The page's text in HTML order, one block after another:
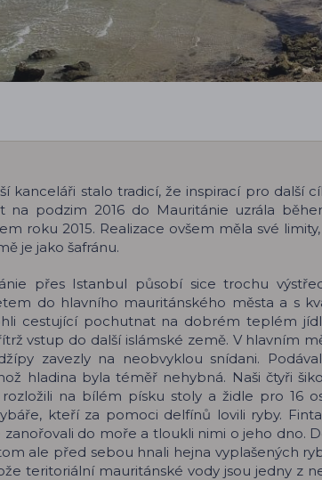
kanceláři stalo tradicí, že inspirací pro další
na podzim 2016 do Mauritánie uzrála
roku 2015. Realizace ovšem měla své
je jako šafránu.
přes Istanbul působí sice trochu
do hlavního mauritánského města a s
cestující pochutnat na dobrém teplém
vstup do další islámské země. V hlavním
zavezly na neobvyklou snídani.
hladina byla téměř nehybná. Naši čtyři
na bílém písku stoly a židle pro 16
kteří za pomoci delfínů lovili ryby.
do moře a tloukli nimi o jeho dno.
ale před sebou hnali hejna vyplašených
teritoriální mauritánské vody jsou jedny z